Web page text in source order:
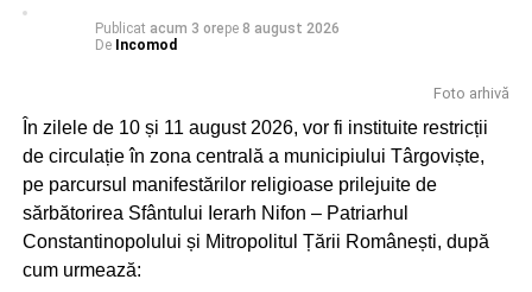
Peştera Ialomiţei este situată în localitatea Moroeni,
judetul Dâmboviţa, pe versantul drept al Cheilor Ialomiţei,
la o altitudine de 1.660 m, scobită în calcarele jurasice ale
Muntelui Bătrâna. Numele acesteia vine de la râul
Ialomiţa, care izvorăşte la 10 km distanţă din circul glaciar
numit Obârşia Ialomiţei, situată sub Vârful Găvanele
Publicat acum 3 orepe 8 august 2026
De Incomod
Foto arhivă
În zilele de 10 și 11 august 2026, vor fi instituite restricții
de circulație în zona centrală a municipiului Târgoviște,
pe parcursul manifestărilor religioase prilejuite de
sărbătorirea Sfântului Ierarh Nifon – Patriarhul
Constantinopolului și Mitropolitul Țării Românești, după
cum urmează: